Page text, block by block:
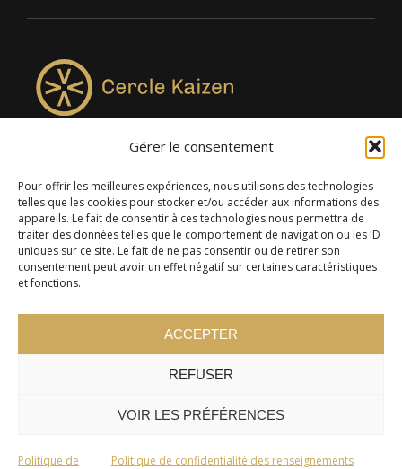
Gérer le consentement
Pour offrir les meilleures expériences, nous utilisons des technologies
telles que les cookies pour stocker et/ou accéder aux informations des
appareils. Le fait de consentir à ces technologies nous permettra de
traiter des données telles que le comportement de navigation ou les ID
uniques sur ce site. Le fait de ne pas consentir ou de retirer son
consentement peut avoir un effet négatif sur certaines caractéristiques
et fonctions.
ACCEPTER
REFUSER
VOIR LES PRÉFÉRENCES
Politique de Politique de confidentialité des renseignements
4957, rue Lionel-Groulx, bureau 819, Saint-Augustin-de-
Desmaures QC G3A 0M7
© 2024 Cercle Kaizen. Tous droits réservés -